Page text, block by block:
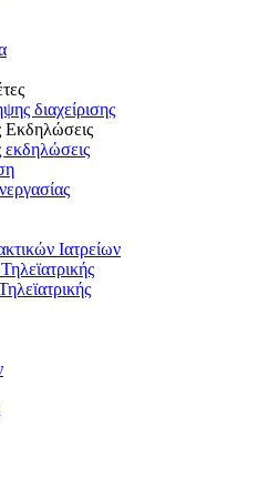
διαχείρισης
Εκδηλώσεις
εκδηλώσεις
Ιατρείων